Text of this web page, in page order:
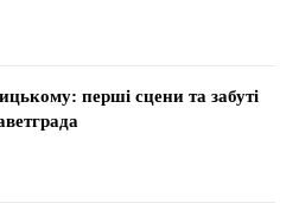
перші сцени та забуті